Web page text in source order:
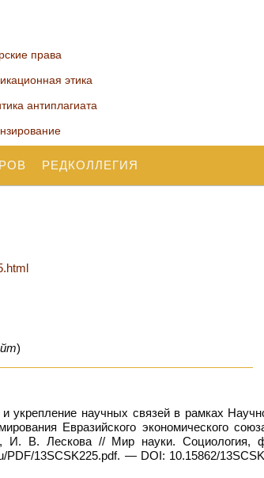
права
этика
антиплагиата
РЕДКОЛЛЕГИЯ
)
научных связей в рамках
Евразийского экономического
В. Лескова // Мир науки. Социология,
13SCSK225.pdf. — DOI: 10.15862/